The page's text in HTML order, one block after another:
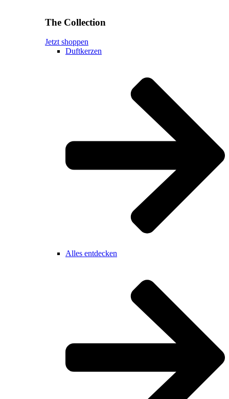
The Collection
Jetzt shoppen
Duftkerzen
Alles entdecken